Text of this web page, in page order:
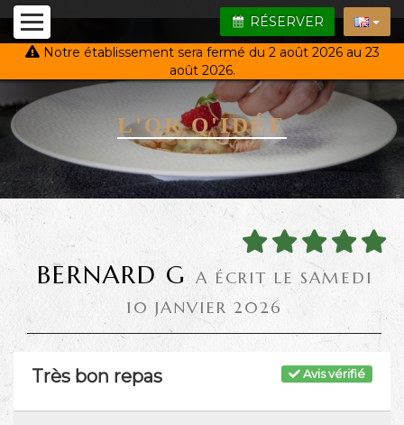
RÉSERVER
Notre établissement sera fermé du 2 août 2026 au 23
août 2026.
L'OR Q'IDÉE
BERNARD G A ÉCRIT LE SAMEDI
10 JANVIER 2026
Avis vérifié
Très bon repas